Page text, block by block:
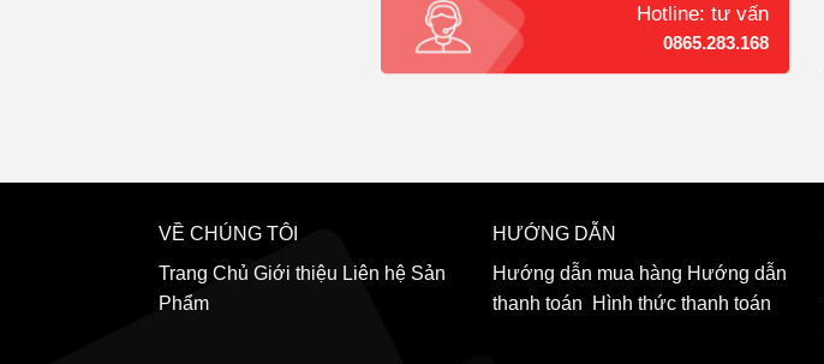
Hotline: tư vấn
0865.283.168
VỀ CHÚNG TÔI
Trang Chủ Giới thiệu Liên hệ Sản
Phẩm
HƯỚNG DẪN
Hướng dẫn mua hàng Hướng dẫn
thanh toán
Hình thức thanh toán